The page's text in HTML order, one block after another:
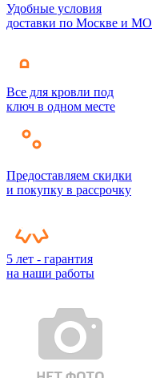
Удобные условия
доставки по Москве и МО
Все для кровли под
ключ в одном месте
Предоставляем скидки
и покупку в рассрочку
5 лет - гарантия
на наши работы